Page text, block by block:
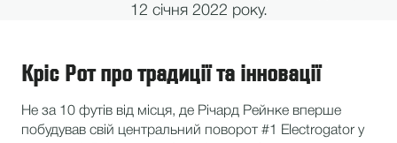
12 січня 2022 року.
Кріс Рот про традиції та інновації
Не за 10 футів від місця, де Річард Рейнке вперше
побудував свій центральний поворот #1 Electrogator у